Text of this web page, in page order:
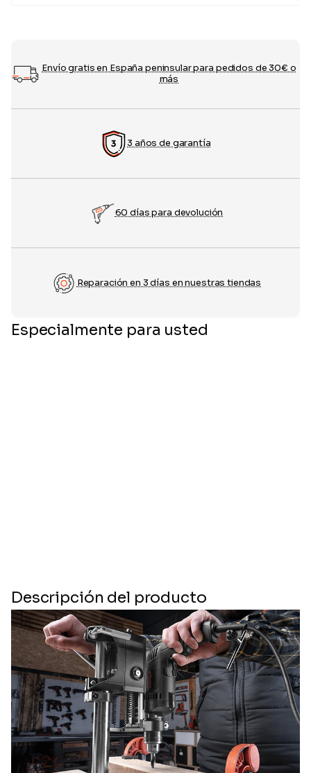
Envío gratis en España peninsular para pedidos de 30€ o
más
3 años de garantía
60 días para devolución
Reparación en 3 días en nuestras tiendas
Especialmente para usted
Descripción del producto